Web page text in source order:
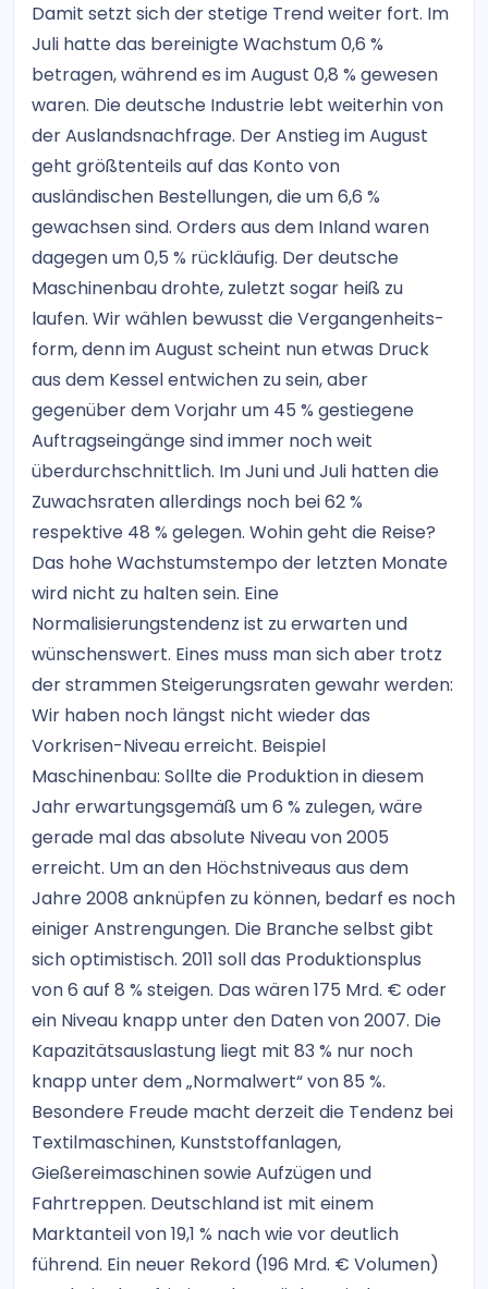
Damit setzt sich der stetige Trend weiter fort. Im
Juli hatte das bereinigte Wachstum 0,6 %
betragen, während es im August 0,8 % gewesen
waren. Die deutsche Industrie lebt weiterhin von
der Auslandsnachfrage. Der Anstieg im August
geht größtenteils auf das Konto von
ausländischen Bestellungen, die um 6,6 %
gewachsen sind. Orders aus dem Inland waren
dagegen um 0,5 % rückläufig. Der deutsche
Maschinenbau drohte, zuletzt sogar heiß zu
laufen. Wir wählen bewusst die Vergangenheits-
form, denn im August scheint nun etwas Druck
aus dem Kessel entwichen zu sein, aber
gegenüber dem Vorjahr um 45 % gestiegene
Auftragseingänge sind immer noch weit
überdurchschnittlich. Im Juni und Juli hatten die
Zuwachsraten allerdings noch bei 62 %
respektive 48 % gelegen. Wohin geht die Reise?
Das hohe Wachstumstempo der letzten Monate
wird nicht zu halten sein. Eine
Normalisierungstendenz ist zu erwarten und
wünschenswert. Eines muss man sich aber trotz
der strammen Steigerungsraten gewahr werden:
Wir haben noch längst nicht wieder das
Vorkrisen-Niveau erreicht. Beispiel
Maschinenbau: Sollte die Produktion in diesem
Jahr erwartungsgemäß um 6 % zulegen, wäre
gerade mal das absolute Niveau von 2005
erreicht. Um an den Höchstniveaus aus dem
Jahre 2008 anknüpfen zu können, bedarf es noch
einiger Anstrengungen. Die Branche selbst gibt
sich optimistisch. 2011 soll das Produktionsplus
von 6 auf 8 % steigen. Das wären 175 Mrd. € oder
ein Niveau knapp unter den Daten von 2007. Die
Kapazitätsauslastung liegt mit 83 % nur noch
knapp unter dem „Normalwert“ von 85 %.
Besondere Freude macht derzeit die Tendenz bei
Textilmaschinen, Kunststoffanlagen,
Gießereimaschinen sowie Aufzügen und
Fahrtreppen. Deutschland ist mit einem
Marktanteil von 19,1 % nach wie vor deutlich
führend. Ein neuer Rekord (196 Mrd. € Volumen)